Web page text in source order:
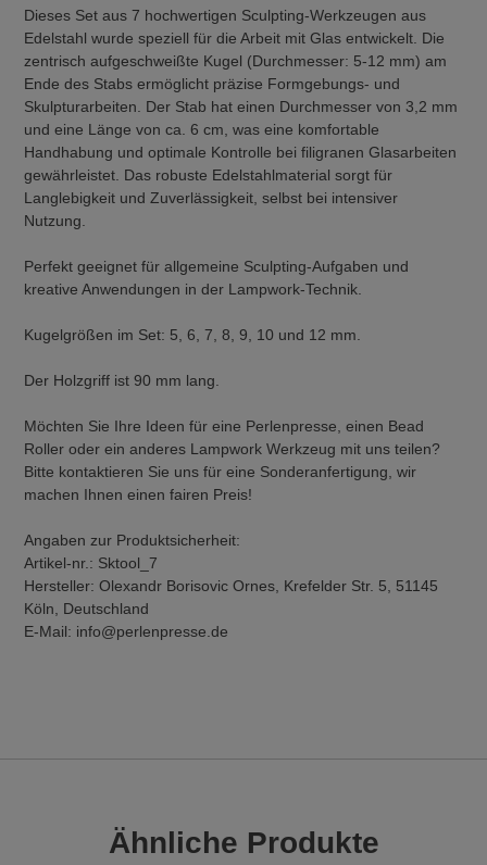
Dieses Set aus 7 hochwertigen Sculpting-Werkzeugen aus
Edelstahl wurde speziell für die Arbeit mit Glas entwickelt. Die
zentrisch aufgeschweißte Kugel (Durchmesser: 5-12 mm) am
Ende des Stabs ermöglicht präzise Formgebungs- und
Skulpturarbeiten. Der Stab hat einen Durchmesser von 3,2 mm
und eine Länge von ca. 6 cm, was eine komfortable
Handhabung und optimale Kontrolle bei filigranen Glasarbeiten
gewährleistet. Das robuste Edelstahlmaterial sorgt für
Langlebigkeit und Zuverlässigkeit, selbst bei intensiver
Nutzung.
Perfekt geeignet für allgemeine Sculpting-Aufgaben und
kreative Anwendungen in der Lampwork-Technik.
Kugelgrößen im Set: 5, 6, 7, 8, 9, 10 und 12 mm.
Der Holzgriff ist 90 mm lang.
Möchten Sie Ihre Ideen für eine Perlenpresse, einen Bead
Roller oder ein anderes Lampwork Werkzeug mit uns teilen?
Bitte kontaktieren Sie uns für eine Sonderanfertigung, wir
machen Ihnen einen fairen Preis!
Angaben zur Produktsicherheit:
Artikel-nr.: Sktool_7
Hersteller: Olexandr Borisovic Ornes, Krefelder Str. 5, 51145
Köln, Deutschland
E-Mail: info@perlenpresse.de
Ähnliche Produkte